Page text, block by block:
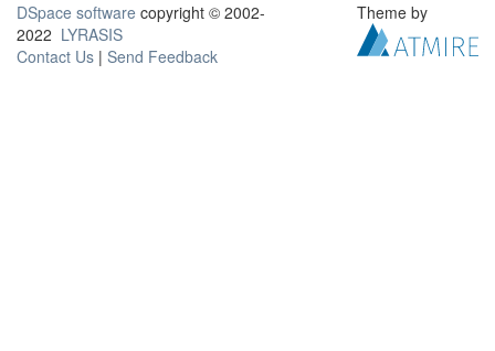
DSpace software copyright © 2002-
2022 LYRASIS
Contact Us | Send Feedback
Theme by